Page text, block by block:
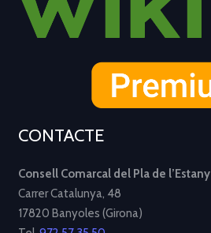
CONTACTE
Consell Comarcal del Pla de l’Estany
Carrer Catalunya, 48
17820 Banyoles (Girona)